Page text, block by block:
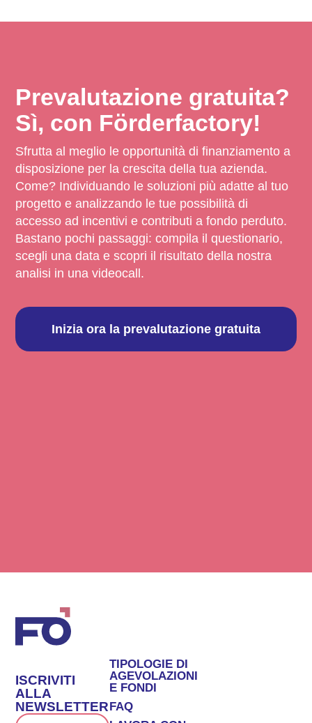
Prevalutazione gratuita?
Sì, con Förderfactory!
Sfrutta al meglio le opportunità di finanziamento a
disposizione per la crescita della tua azienda.
Come? Individuando le soluzioni più adatte al tuo
progetto e analizzando le tue possibilità di
accesso ad incentivi e contributi a fondo perduto.
Bastano pochi passaggi: compila il questionario,
scegli una data e scopri il risultato della nostra
analisi in una videocall.
Inizia ora la prevalutazione gratuita
TIPOLOGIE DI
AGEVOLAZIONI
E FONDI
FAQ
ISCRIVITI
ALLA
NEWSLETTER